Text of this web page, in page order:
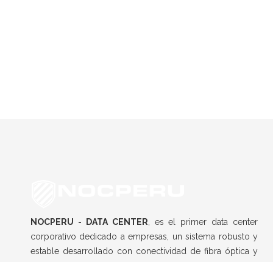
NOCPERU - DATA CENTER , es el primer data center
corporativo dedicado a empresas, un sistema robusto y
estable desarrollado con conectividad de fibra óptica y